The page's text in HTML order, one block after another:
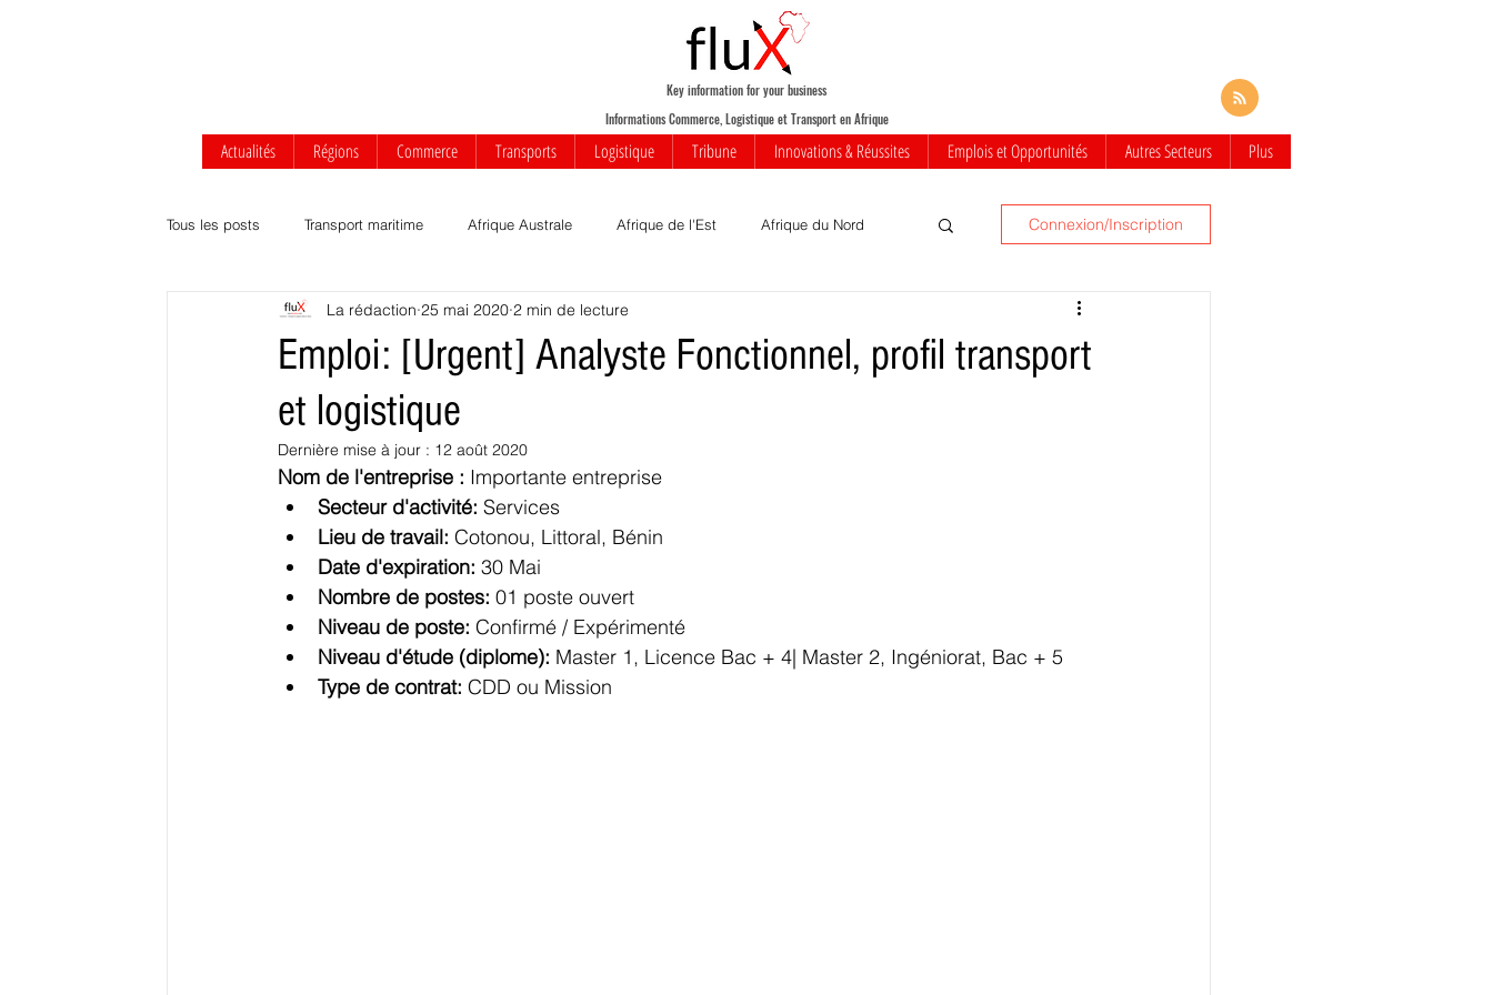
Informations Commerce, Logistique et Transport en Afrique
Actualités Régions Commerce Transports Logistique Tribune Innovations & Réussites Emplois et Opportunités Autres Secteurs Plus
Key information for your business
Tous les posts Transport maritime Afrique Australe Afrique de l'Est Afrique du Nord
Afrique centrale Afrique de l'Ouest Votre communauté
Transport routier & ferroviaire Agrobusiness
Développement durable Commerce Afrique Insolite
Reste du Monde E-commerce
Ressources Evénements Innovation Logistique Santé/Humanitaire
Connexion/Inscription
Emploi: [Urgent] Analyste Fonctionnel, profil transport
et logistique
La rédaction 25 mai 2020 2 min de lecture
Dernière mise à jour : 12 août 2020
Nom de l'entreprise : Importante entreprise
Secteur d'activité: Services
Lieu de travail: Cotonou, Littoral, Bénin
Date d'expiration: 30 Mai
Nombre de postes: 01 poste ouvert
Niveau de poste: Confirmé / Expérimenté
Niveau d'étude (diplome): Master 1, Licence Bac + 4| Master 2, Ingéniorat, Bac + 5
Type de contrat: CDD ou Mission